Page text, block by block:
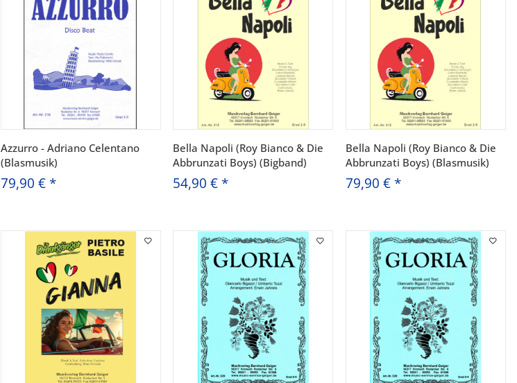
Azzurro - Adriano Celentano
(Blasmusik)
79,90 € *
Bella Napoli (Roy Bianco & Die
Abbrunzati Boys) (Bigband)
54,90 € *
Bella Napoli (Roy Bianco & Die
Abbrunzati Boys) (Blasmusik)
79,90 € *